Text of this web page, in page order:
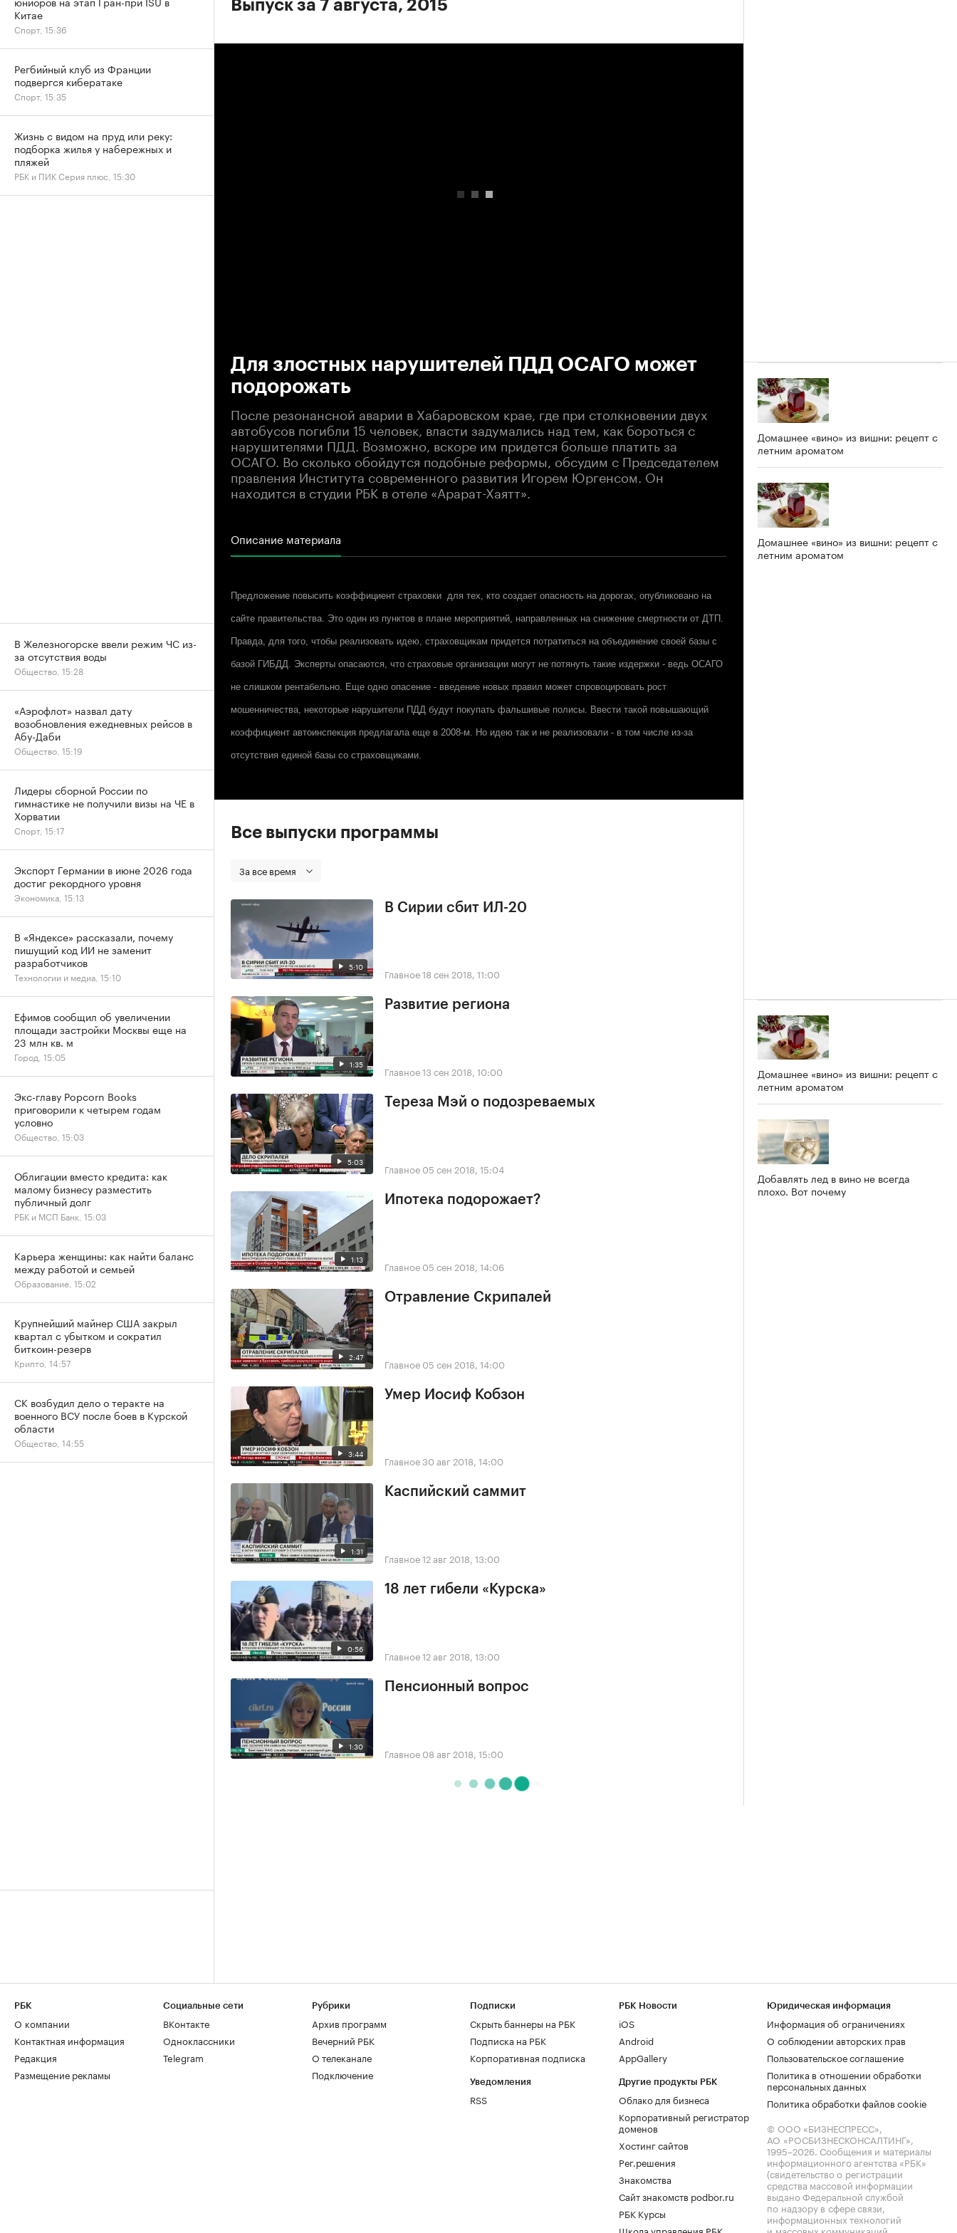
Выпуск за 7 августа, 2015
Для злостных нарушителей ПДД ОСАГО может
подорожать
После резонансной аварии в Хабаровском крае, где при столкновении двух
автобусов погибли 15 человек, власти задумались над тем, как бороться с
нарушителями ПДД. Возможно, вскоре им придется больше платить за
ОСАГО. Во сколько обойдутся подобные реформы, обсудим с Председателем
правления Института современного развития Игорем Юргенсом. Он
находится в студии РБК в отеле «Арарат-Хаятт».
Описание материала
Предложение повысить коэффициент страховки для тех, кто создает опасность на дорогах, опубликовано на
сайте правительства. Это один из пунктов в плане мероприятий, направленных на снижение смертности от ДТП.
Правда, для того, чтобы реализовать идею, страховщикам придется потратиться на объединение своей базы с
базой ГИБДД. Эксперты опасаются, что страховые организации могут не потянуть такие издержки - ведь ОСАГО
не слишком рентабельно. Еще одно опасение - введение новых правил может спровоцировать рост
мошенничества, некоторые нарушители ПДД будут покупать фальшивые полисы. Ввести такой повышающий
коэффициент автоинспекция предлагала еще в 2008-м. Но идею так и не реализовали - в том числе из-за
отсутствия единой базы со страховщиками.
Все выпуски программы
За все время
5:10
В Сирии сбит ИЛ-20
Главное18 сен 2018, 11:00
1:35
Развитие региона
Главное13 сен 2018, 10:00
5:03
Тереза Мэй о подозреваемых
Главное 05 сен 2018, 15:04
1:13
Ипотека подорожает?
Главное 05 сен 2018, 14:06
2:47
Отравление Скрипалей
Главное 05 сен 2018, 14:00
3:44
Умер Иосиф Кобзон
Главное30 авг 2018, 14:00
1:31
Каспийский саммит
Главное12 авг 2018, 13:00
0:56
18 лет гибели «Курска»
Главное12 авг 2018, 13:00
1:30
Пенсионный вопрос
Главное 08 авг 2018, 15:00
Домашнее «вино» из вишни: рецепт с
летним ароматом
Домашнее «вино» из вишни: рецепт с
летним ароматом
Домашнее «вино» из вишни: рецепт с
летним ароматом
Добавлять лед в вино не всегда
плохо. Вот почему
Китае
Спорт, 15:36
Регбийный клуб из Франции
подвергся кибератаке
Спорт, 15:35
Жизнь с видом на пруд или реку:
подборка жилья у набережных и
пляжей
РБК и ПИК Серия плюс, 15:30
В Железногорске ввели режим ЧС из-
за отсутствия воды
Общество, 15:28
«Аэрофлот» назвал дату
возобновления ежедневных рейсов в
Абу-Даби
Общество, 15:19
Лидеры сборной России по
гимнастике не получили визы на ЧЕ в
Хорватии
Спорт, 15:17
Экспорт Германии в июне 2026 года
достиг рекордного уровня
Экономика, 15:13
В «Яндексе» рассказали, почему
пишущий код ИИ не заменит
разработчиков
Технологии и медиа, 15:10
Ефимов сообщил об увеличении
площади застройки Москвы еще на
23 млн кв. м
Город, 15:05
Экс-главу Popcorn Books
приговорили к четырем годам
условно
Общество, 15:03
Облигации вместо кредита: как
малому бизнесу разместить
публичный долг
РБК и МСП Банк, 15:03
Карьера женщины: как найти баланс
между работой и семьей
Образование, 15:02
Крупнейший майнер США закрыл
квартал с убытком и сократил
биткоин-резерв
Крипто, 14:57
СК возбудил дело о теракте на
военного ВСУ после боев в Курской
области
Общество, 14:55
РБК
О компании
Контактная информация
Редакция
Размещение рекламы
Социальные сети
ВКонтакте
Одноклассники
Telegram
Рубрики
Архив программ
Вечерний РБК
О телеканале
Подключение
Подписки
Скрыть баннеры на РБК
Подписка на РБК
Корпоративная подписка
Уведомления
RSS
РБК Новости
iOS
Android
AppGallery
Другие продукты РБК
Облако для бизнеса
Корпоративный регистратор
доменов
Хостинг сайтов
Рег.решения
Знакомства
Сайт знакомств podbor.ru
РБК Курсы
Школа управления РБК
Юридическая информация
Информация об ограничениях
О соблюдении авторских прав
Пользовательское соглашение
Политика в отношении обработки
персональных данных
Политика обработки файлов cookie
© ООО «БИЗНЕСПРЕСС»,
АО «РОСБИЗНЕСКОНСАЛТИНГ»,
1995–2026. Сообщения и материалы
информационного агентства «РБК»
(свидетельство о регистрации
средства массовой информации
выдано Федеральной службой
по надзору в сфере связи,
информационных технологий
и массовых коммуникаций